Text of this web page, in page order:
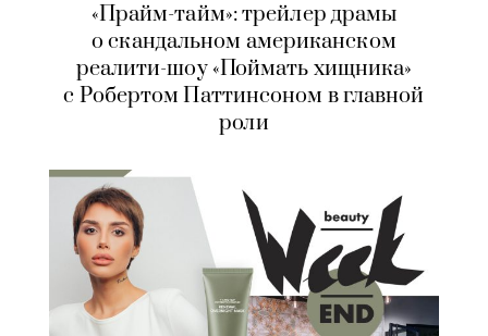
«Прайм-тайм»: трейлер драмы
о скандальном американском
реалити-шоу «Поймать хищника»
с Робертом Паттинсоном в главной
роли